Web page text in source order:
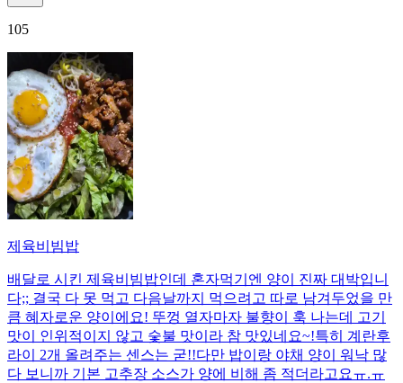
105
제육비빔밥
배달로 시킨 제육비빔밥인데 혼자먹기엔 양이 진짜 대박입니
다;; 결국 다 못 먹고 다음날까지 먹으려고 따로 남겨두었을 만
큼 혜자로운 양이에요! 뚜껑 열자마자 불향이 훅 나는데 고기
맛이 인위적이지 않고 숯불 맛이라 참 맛있네요~!특히 계란후
라이 2개 올려주는 센스는 굳!! ​다만 밥이랑 야채 양이 워낙 많
다 보니까 기본 고추장 소스가 양에 비해 좀 적더라고요ㅠ.ㅠ